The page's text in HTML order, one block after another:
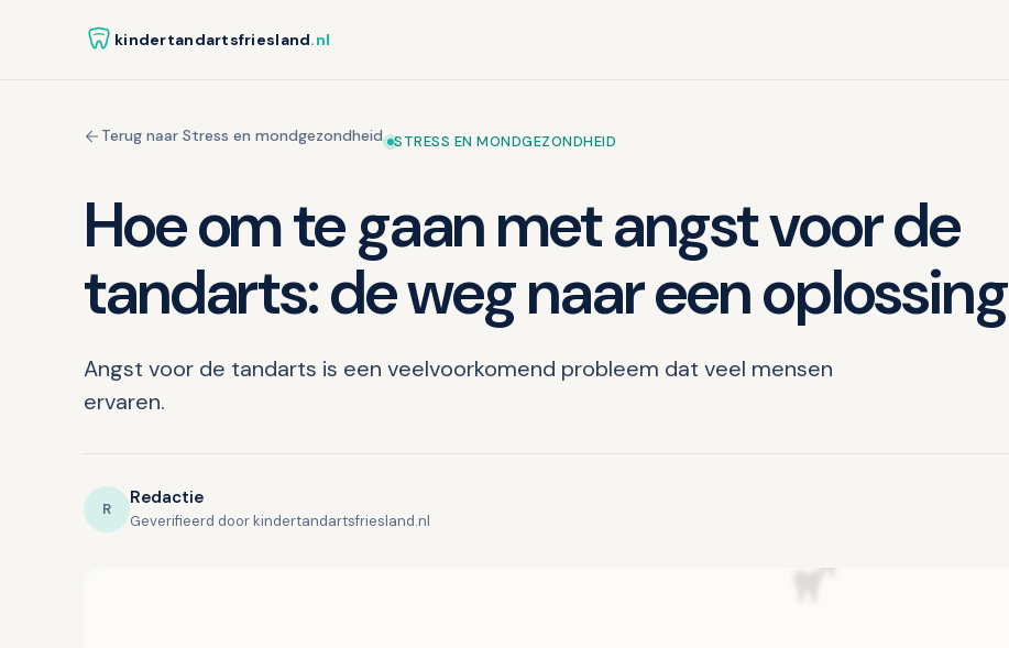
kindertandartsfriesland.nl
Terug naar Stress en mondgezondheid STRESS EN MONDGEZONDHEID
Hoe om te gaan met angst voor de
tandarts: de weg naar een oplossing
Angst voor de tandarts is een veelvoorkomend probleem dat veel mensen
ervaren.
R Redactie
Geverifieerd door kindertandartsfriesland.nl